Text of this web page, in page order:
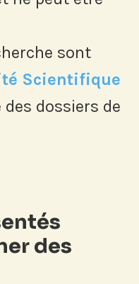
sont
Scientifique
dossiers de
des